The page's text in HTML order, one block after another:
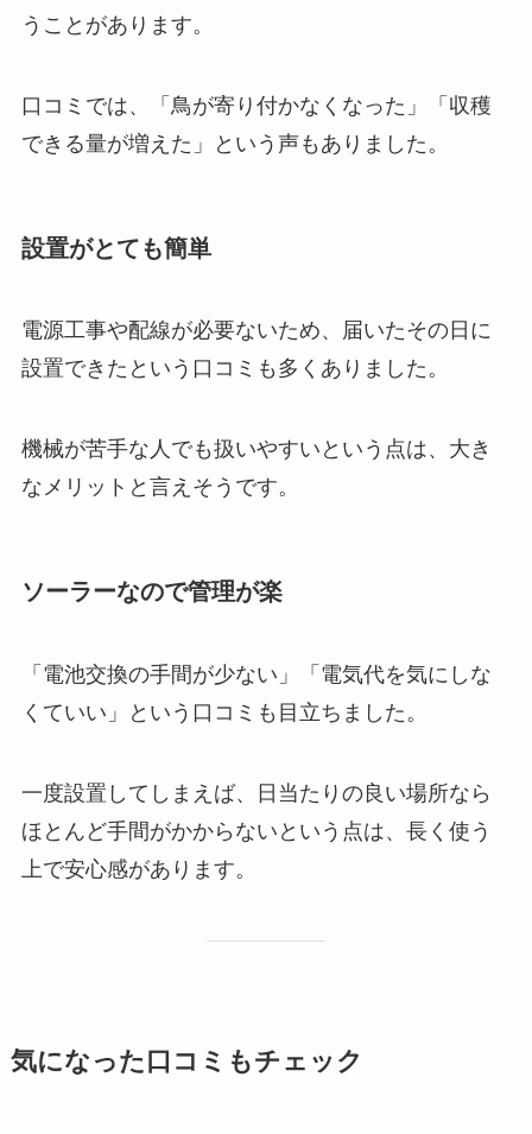
うことがあります。
口コミでは、「鳥が寄り付かなくなった」「収穫
できる量が増えた」という声もありました。
設置がとても簡単
電源工事や配線が必要ないため、届いたその日に
設置できたという口コミも多くありました。
機械が苦手な人でも扱いやすいという点は、大き
なメリットと言えそうです。
ソーラーなので管理が楽
「電池交換の手間が少ない」「電気代を気にしな
くていい」という口コミも目立ちました。
一度設置してしまえば、日当たりの良い場所なら
ほとんど手間がかからないという点は、長く使う
上で安心感があります。
気になった口コミもチェック